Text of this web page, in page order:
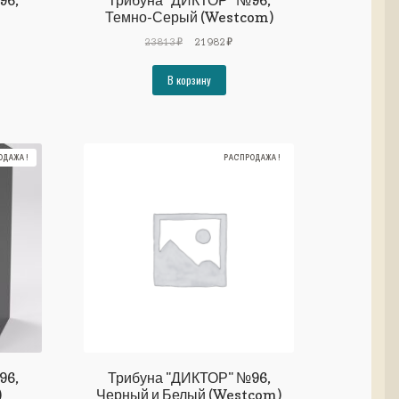
Темно-Серый (Westcom)
23813₽
Первоначальная
23813₽.
21982₽Текущая
В корзину
Трибуна "ДИКТОР" №96,
Черный и Белый (Westcom)
РАСПРОДАЖА!